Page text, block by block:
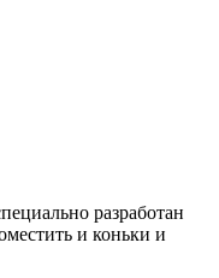
разработан
и коньки и